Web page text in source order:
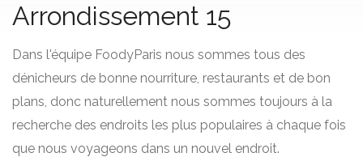
Arrondissement 15
Dans l'équipe FoodyParis nous sommes tous des
dénicheurs de bonne nourriture, restaurants et de bon
plans, donc naturellement nous sommes toujours à la
recherche des endroits les plus populaires à chaque fois
que nous voyageons dans un nouvel endroit.